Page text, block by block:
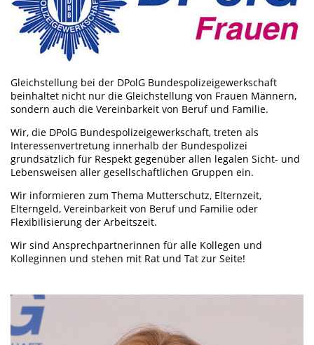
Gleichstellung bei der DPolG Bundespolizeigewerkschaft
beinhaltet nicht nur die Gleichstellung von Frauen Männern,
sondern auch die Vereinbarkeit von Beruf und Familie.
Wir, die DPolG Bundespolizeigewerkschaft, treten als
Interessenvertretung innerhalb der Bundespolizei
grundsätzlich für Respekt gegenüber allen legalen Sicht- und
Lebensweisen aller gesellschaftlichen Gruppen ein.
Wir informieren zum Thema Mutterschutz, Elternzeit,
Elterngeld, Vereinbarkeit von Beruf und Familie oder
Flexibilisierung der Arbeitszeit.
Wir sind Ansprechpartnerinnen für alle Kollegen und
Kolleginnen und stehen mit Rat und Tat zur Seite!